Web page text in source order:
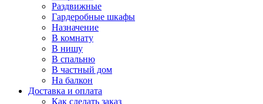
Раздвижные
Гардеробные шкафы
Назначение
В комнату
В нишу
В спальню
В частный дом
На балкон
Доставка и оплата
Как сделать заказ